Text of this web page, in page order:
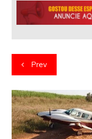
Navegação
de
artigos
Prev